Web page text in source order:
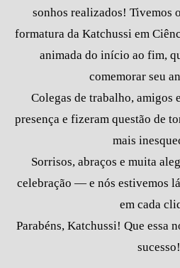
sonhos realizados! Tivemos
formatura da Katchussi em
animada do início ao fim,
comemorar seu
Colegas de trabalho, amigos
presença e fizeram questão de
mais
Sorrisos, abraços e muita
celebração — e nós estivemos
em cada
Parabéns, Katchussi! Que essa
sucesso!